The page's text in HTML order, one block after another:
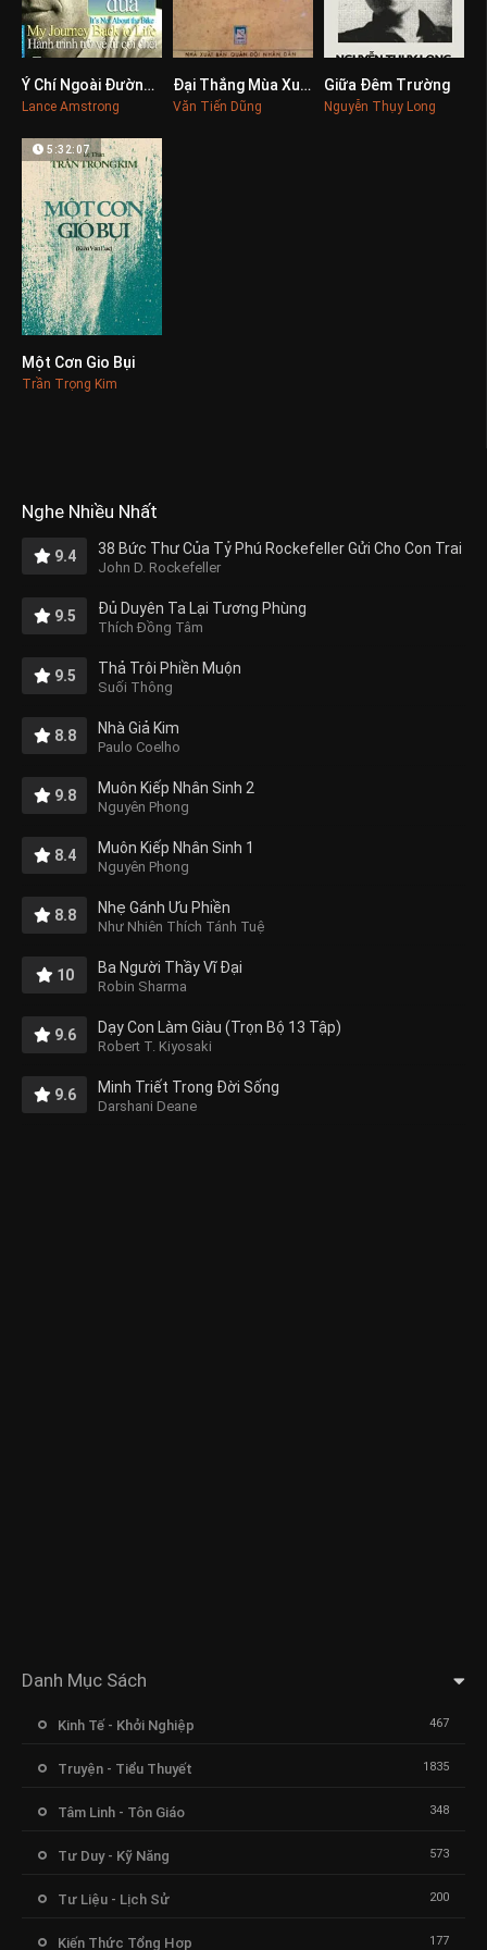
0
Ý Chí Ngoài Đường Đua, Hành Trình Trở Về Từ Cõi Chết
Lance Amstrong
0Đại Thắng Mùa Xuân
Văn Tiến Dũng
0
Giữa Đêm Trường
Nguyễn Thụy Long
5:32:07
Một Cơn Gio Bụi
Trần Trọng Kim
Nghe Nhiều Nhất
9.4 38 Bức Thư Của Tỷ Phú Rockefeller Gửi Cho Con Trai
John D. Rockefeller
9.5 Đủ Duyên Ta Lại Tương Phùng
Thích Đồng Tâm
9.5 Thả Trôi Phiền Muộn
Suối Thông
8.8 Nhà Giả Kim
Paulo Coelho
9.8 Muôn Kiếp Nhân Sinh 2
Nguyên Phong
8.4 Muôn Kiếp Nhân Sinh 1
Nguyên Phong
8.8 Nhẹ Gánh Ưu Phiền
Như Nhiên Thích Tánh Tuệ
10 Ba Người Thầy Vĩ Đại
Robin Sharma
9.6 Dạy Con Làm Giàu (Trọn Bộ 13 Tập)
Robert T. Kiyosaki
9.6 Minh Triết Trong Đời Sống
Darshani Deane
Danh Mục Sách
Kinh Tế - Khởi Nghiệp 467
Truyện - Tiểu Thuyết 1835
Tâm Linh - Tôn Giáo 348
Tư Duy - Kỹ Năng 573
Tư Liệu - Lịch Sử 200
Kiến Thức Tổng Hợp 177